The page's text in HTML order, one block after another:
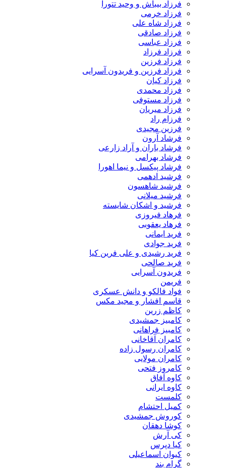
فرزاد بیباش و وحید تتورا
فرزاد خرمی
فرزاد شاه علی
فرزاد صادقی
فرزاد عباسی
فرزاد فرزاد
فرزاد فرزین
فرزاد فرزین و فریدون آسرایی
فرزاد کیان
فرزاد محمدی
فرزاد مستوفی
فرزاد میریان
فرزام راد
فرزین مجیدی
فرشاد آرون
فرشاد باران و آراد زارعی
فرشاد بهرامی
فرشاد پیکسل و نیما اهورا
فرشید ادهمی
فرشید شاهسون
فرشید میلانی
فرشید و اشکان شایسته
فرهاد فیروزی
فرهاد یعقوبی
فرید ایمانی
فرید جوادی
فرید رشیدی و علی فرین کیا
فرید صالحی
فریدون آسرایی
فریمن
فواد فالکو و دانش عسکری
قاسم افشار و مجید مکس
کاظم زرین
کامبیز جمشیدی
کامبیز فراهانی
کامران آقاخانی
کامران رسول زاده
کامران مولایی
کامروز فتحی
کاوه آفاق
کاوه ایرانی
کلمست
کمیل احتشام
کوروش جمشیدی
کوشا دهقان
کی آرش
کیا دپرس
کیوان اسماعیلی
گرام بند